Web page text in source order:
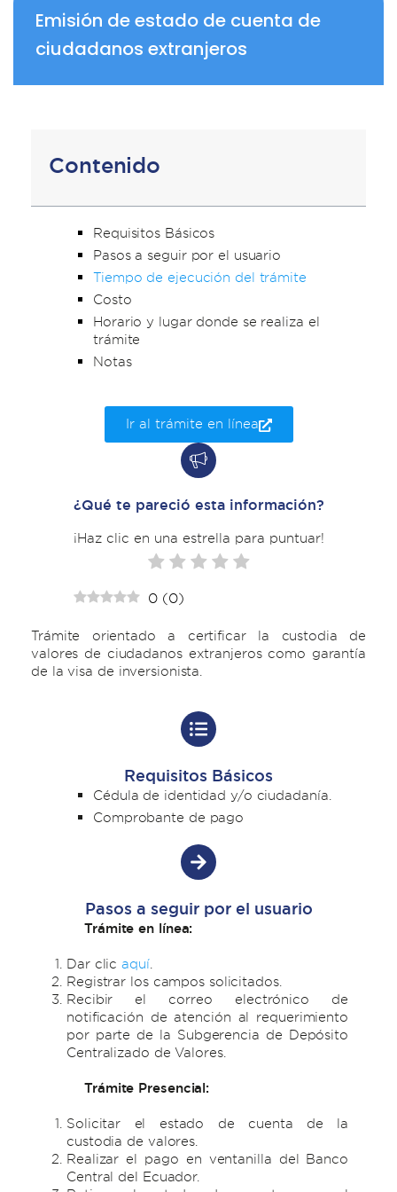
Emisión de estado de cuenta de
ciudadanos extranjeros
Contenido
Requisitos Básicos
Pasos a seguir por el usuario
Tiempo de ejecución del trámite
Costo
Horario y lugar donde se realiza el
trámite
Notas
Ir al trámite en línea
¿Qué te pareció esta información?
¡Haz clic en una estrella para puntuar!
0 (0)
Trámite orientado a certificar la custodia de
valores de ciudadanos extranjeros como garantía
de la visa de inversionista.
Requisitos Básicos
Cédula de identidad y/o ciudadanía.
Comprobante de pago
Pasos a seguir por el usuario
Trámite en línea:
Dar clicaquí.
Registrar los campos solicitados.
Recibir el correo electrónico de
notificación de atención al requerimiento
por parte de la Subgerencia de Depósito
Centralizado de Valores.
Trámite Presencial:
Solicitar el estado de cuenta de la
custodia de valores.
Realizar el pago en ventanilla del Banco
Central del Ecuador.